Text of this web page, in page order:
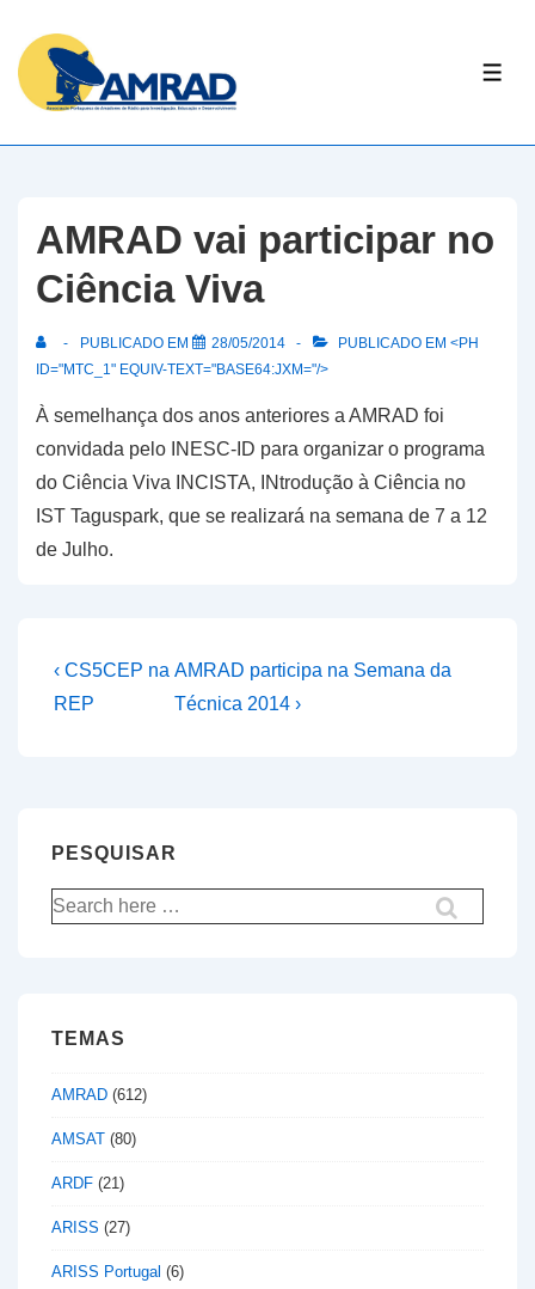
Skip
Content
AMRAD vai participar no
Ciência Viva
PUBLICADO EM 28/05/2014
PUBLICADO EM <PH
ID="MTC_1" EQUIV-TEXT="BASE64:JXM="/>
À semelhança dos anos anteriores a AMRAD foi
convidada pelo INESC-ID para organizar o programa
do Ciência Viva INCISTA, INtrodução à Ciência no
IST Taguspark, que se realizará na semana de 7 a 12
de Julho.
Navegação
de
Previous
Post
‹ CS5CEP na
REP
Next
Post
AMRAD participa na Semana da
Técnica 2014 ›
PESQUISAR
Pesquisar
por:
TEMAS
AMRAD (612)
AMSAT (80)
ARDF (21)
ARISS (27)
ARISS Portugal (6)